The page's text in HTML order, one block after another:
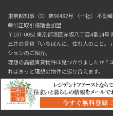
東京都知事（3）第96482号 （一社） 不動
産公正取引協議会加盟
〒107-0052 東京都港区赤坂八丁目4番14号
三井の賃貸「いちばんに、住む人のこと。
ションのご紹介。
理想の高級賃貸物件は見つかりましたか？
ればきっと理想の物件に巡り合えます。
都心の高級賃貸物件探しは[三井の賃貸]レ
Copyright © RESIDENT